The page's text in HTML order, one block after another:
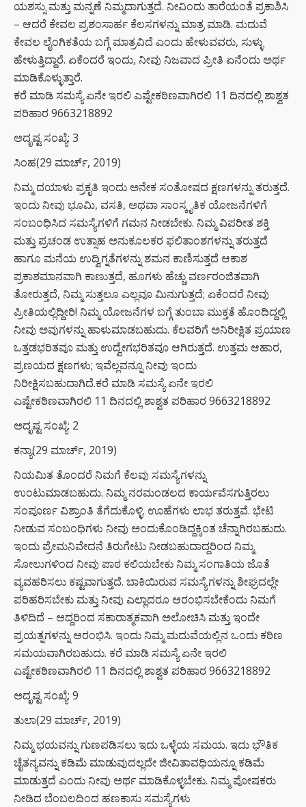
ಯಶಸ್ಸು ಮತ್ತು ಮನ್ನಣೆ ನಿಮ್ಮದಾಗುತ್ತದೆ. ನೀವಿಂದು ತಾರೆಯಂತೆ ಪ್ರಕಾಶಿಸಿ
– ಆದರೆ ಕೇವಲ ಪ್ರಶಂಸಾರ್ಹ ಕೆಲಸಗಳನ್ನು ಮಾತ್ರ ಮಾಡಿ. ಮದುವೆ
ಕೇವಲ ಲೈಂಗಿಕತೆಯ ಬಗ್ಗೆ ಮಾತ್ರವಿದೆ ಎಂದು ಹೇಳುವವರು, ಸುಳ್ಳು
ಹೇಳುತ್ತಿದ್ದಾರೆ. ಏಕೆಂದರೆ ಇಂದು, ನೀವು ನಿಜವಾದ ಪ್ರೀತಿ ಏನೆಂದು ಅರ್ಥ
ಮಾಡಿಕೊಳ್ಳುತ್ತಾರೆ.
ಕರೆ ಮಾಡಿ ಸಮಸ್ಯೆ ಏನೇ ಇರಲಿ ಎಷ್ಟೇಕಠಿಣವಾಗಿರಲಿ 11 ದಿನದಲ್ಲಿ ಶಾಶ್ವತ
ಪರಿಹಾರ 9663218892
ಅದೃಷ್ಟ ಸಂಖ್ಯೆ: 3
ಸಿಂಹ(29 ಮಾರ್ಚ್, 2019)
ನಿಮ್ಮ ದಯಾಳು ಪ್ರಕೃತಿ ಇಂದು ಅನೇಕ ಸಂತೋಷದ ಕ್ಷಣಗಳನ್ನು ತರುತ್ತದೆ.
ಇಂದು ನೀವು ಭೂಮಿ, ವಸತಿ, ಅಥವಾ ಸಾಂಸ್ಕೃತಿಕ ಯೋಜನೆಗಳಿಗೆ
ಸಂಬಂಧಿಸಿದ ಸಮಸ್ಯೆಗಳಿಗೆ ಗಮನ ನೀಡಬೇಕು. ನಿಮ್ಮ ವಿಪರೀತ ಶಕ್ತಿ
ಮತ್ತು ಪ್ರಚಂಡ ಉತ್ಸಾಹ ಅನುಕೂಲಕರ ಫಲಿತಾಂಶಗಳನ್ನು ತರುತ್ತದೆ
ಹಾಗೂ ಮನೆಯ ಉದ್ವಿಗ್ನತೆಗಳನ್ನು ಶಮನ ಕಾಣಿಸುತ್ತದೆ ಆಕಾಶ
ಪ್ರಕಾಶಮಾನವಾಗಿ ಕಾಣುತ್ತದೆ, ಹೂಗಳು ಹೆಚ್ಚು ವರ್ಣರಂಜಿತವಾಗಿ
ತೋರುತ್ತದೆ, ನಿಮ್ಮ ಸುತ್ತಲೂ ಎಲ್ಲವೂ ಮಿನುಗುತ್ತದೆ; ಏಕೆಂದರೆ ನೀವು
ಪ್ರೀತಿಯಲ್ಲಿದ್ದೀರಿ! ನಿಮ್ಮ ಯೋಜನೆಗಳ ಬಗ್ಗೆ ತುಂಬಾ ಮುಕ್ತತೆ ಹೊಂದಿದ್ದಲ್ಲಿ
ನೀವು ಅವುಗಳನ್ನು ಹಾಳುಮಾಡಬಹುದು. ಕೆಲವರಿಗೆ ಅನಿರೀಕ್ಷಿತ ಪ್ರಯಾಣ
ಒತ್ತಡಭರಿತವೂ ಮತ್ತು ಉದ್ವೇಗಭರಿತವೂ ಆಗಿರುತ್ತದೆ. ಉತ್ತಮ ಆಹಾರ,
ಪ್ರಣಯದ ಕ್ಷಣಗಳು; ಇವೆಲ್ಲವನ್ನೂ ನೀವು ಇಂದು
ನಿರೀಕ್ಷಿಸಬಹುದಾಗಿದೆ.ಕರೆ ಮಾಡಿ ಸಮಸ್ಯೆ ಏನೇ ಇರಲಿ
ಎಷ್ಟೇಕಠಿಣವಾಗಿರಲಿ 11 ದಿನದಲ್ಲಿ ಶಾಶ್ವತ ಪರಿಹಾರ 9663218892
ಅದೃಷ್ಟ ಸಂಖ್ಯೆ: 2
ಕನ್ಯಾ(29 ಮಾರ್ಚ್, 2019)
ನಿಯಮಿತ ತೊಂದರೆ ನಿಮಗೆ ಕೆಲವು ಸಮಸ್ಯೆಗಳನ್ನು
ಉಂಟುಮಾಡಬಹುದು. ನಿಮ್ಮ ನರಮಂಡಲದ ಕಾರ್ಯವೆಸಗುತ್ತಿರಲು
ಸಂಪೂರ್ಣ ವಿಶ್ರಾಂತಿ ತೆಗೆದುಕೊಳ್ಳಿ. ಊಹೆಗಳು ಲಾಭ ತರುತ್ತವೆ. ಭೇಟಿ
ನೀಡುವ ಸಂಬಂಧಿಗಳು ನೀವು ಅಂದುಕೊಂಡಿದ್ದಕ್ಕಿಂತ ಚೆನ್ನಾಗಿರಬಹುದು.
ಇಂದು ಪ್ರೇಮನಿವೇದನೆ ತಿರುಗೇಟು ನೀಡಬಹುದಾದ್ದರಿಂದ ನಿಮ್ಮ
ಸೋಲುಗಳಿಂದ ನೀವು ಪಾಠ ಕಲಿಯಬೇಕು ನಿಮ್ಮ ಸಂಗಾತಿಯ ಜೊತೆ
ವ್ಯವಹರಿಸಲು ಕಷ್ಟವಾಗುತ್ತದೆ. ಬಾಕಿಯಿರುವ ಸಮಸ್ಯೆಗಳನ್ನು ಶೀಘ್ರದಲ್ಲೇ
ಪರಿಹರಿಸಬೇಕು ಮತ್ತು ನೀವು ಎಲ್ಲಾದರೂ ಆರಂಭಿಸಬೇಕೆಂದು ನಿಮಗೆ
ತಿಳಿದಿದೆ – ಆದ್ದರಿಂದ ಸಕಾರಾತ್ಮಕವಾಗಿ ಅಲೋಚಿಸಿ ಮತ್ತು ಇಂದೇ
ಪ್ರಯತ್ನಗಳನ್ನು ಆರಂಭಿಸಿ. ಇಂದು ನಿಮ್ಮ ಮದುವೆಯಲ್ಲಿನ ಒಂದು ಕಠಿಣ
ಸಮಯವಾಗಿರಬಹುದು. ಕರೆ ಮಾಡಿ ಸಮಸ್ಯೆ ಏನೇ ಇರಲಿ
ಎಷ್ಟೇಕಠಿಣವಾಗಿರಲಿ 11 ದಿನದಲ್ಲಿ ಶಾಶ್ವತ ಪರಿಹಾರ 9663218892
ಅದೃಷ್ಟ ಸಂಖ್ಯೆ: 9
ತುಲಾ(29 ಮಾರ್ಚ್, 2019)
ನಿಮ್ಮ ಭಯವನ್ನು ಗುಣಪಡಿಸಲು ಇದು ಒಳ್ಳೆಯ ಸಮಯ. ಇದು ಭೌತಿಕ
ಚೈತನ್ಯವನ್ನು ಕಡಿಮೆ ಮಾಡುವುದಲ್ಲದೇ ಜೀವಿತಾವಧಿಯನ್ನೂ ಕಡಿಮೆ
ಮಾಡುತ್ತದೆ ಎಂದು ನೀವು ಅರ್ಥ ಮಾಡಿಕೊಳ್ಳಬೇಕು. ನಿಮ್ಮ ಪೋಷಕರು
ನೀಡಿದ ಬೆಂಬಲದಿಂದ ಹಣಕಾಸು ಸಮಸ್ಯೆಗಳು